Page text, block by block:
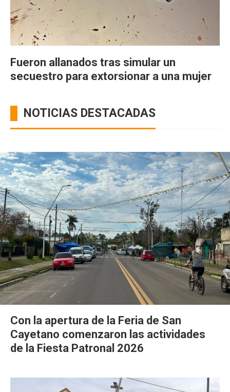
Fueron allanados tras simular un
secuestro para extorsionar a una mujer
NOTICIAS DESTACADAS
Con la apertura de la Feria de San
Cayetano comenzaron las actividades
de la Fiesta Patronal 2026